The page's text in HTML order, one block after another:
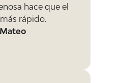
hace que el
rápido.